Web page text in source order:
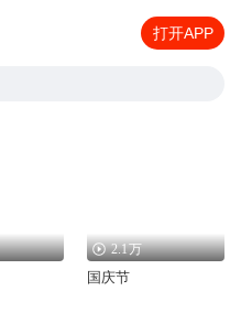
打开APP
2.1万
国庆节